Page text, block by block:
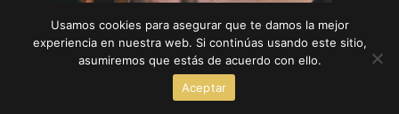
Usamos cookies para asegurar que te damos la mejor
experiencia en nuestra web. Si continúas usando este sitio,
asumiremos que estás de acuerdo con ello.
Aceptar